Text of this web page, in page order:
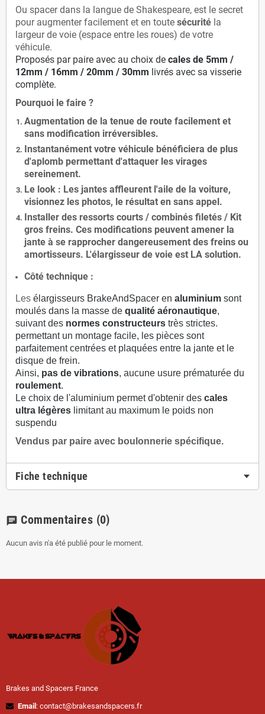
Ou spacer dans la langue de Shakespeare, est le secret
pour augmenter facilement et en toute sécurité la
largeur de voie (espace entre les roues) de votre
véhicule.
Proposés par paire avec au choix de cales de 5mm /
12mm / 16mm / 20mm / 30mm livrés avec sa visserie
complète.
Pourquoi le faire ?
Augmentation de la tenue de route facilement et
sans modification irréversibles.
Instantanément votre véhicule bénéficiera de plus
d'aplomb permettant d'attaquer les virages
sereinement.
Le look : Les jantes affleurent l'aile de la voiture,
visionnez les photos, le résultat en sans appel.
Installer des ressorts courts / combinés filetés / Kit
gros freins. Ces modifications peuvent amener la
jante à se rapprocher dangereusement des freins ou
amortisseurs. L'élargisseur de voie est LA solution.
Côté technique :
Les élargisseurs BrakeAndSpacer en aluminium sont
moulés dans la masse de qualité aéronautique,
suivant des normes constructeurs très strictes.
permettant un montage facile, les pièces sont
parfaitement centrées et plaquées entre la jante et le
disque de frein.
Ainsi, pas de vibrations, aucune usure prématurée du
roulement.
Le choix de l'aluminium permet d'obtenir des cales
ultra légères limitant au maximum le poids non
suspendu
Vendus par paire avec boulonnerie spécifique.
Fiche technique
chat Commentaires (0)
Aucun avis n'a été publié pour le moment.
Brakes and Spacers France
Email : contact@brakesandspacers.fr